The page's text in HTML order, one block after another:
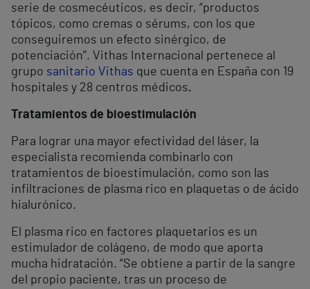
serie de cosmecéuticos, es decir, “productos
tópicos, como cremas o sérums, con los que
conseguiremos un efecto sinérgico, de
potenciación”. Vithas Internacional pertenece al
grupo sanitario Vithas que cuenta en España con 19
hospitales y 28 centros médicos.
Tratamientos de bioestimulación
Para lograr una mayor efectividad del láser, la
especialista recomienda combinarlo con
tratamientos de bioestimulación, como son las
infiltraciones de plasma rico en plaquetas o de ácido
hialurónico.
El plasma rico en factores plaquetarios es un
estimulador de colágeno, de modo que aporta
mucha hidratación. “Se obtiene a partir de la sangre
del propio paciente, tras un proceso de